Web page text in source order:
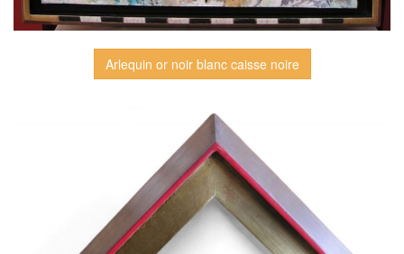
Arlequin or noir blanc caisse noire